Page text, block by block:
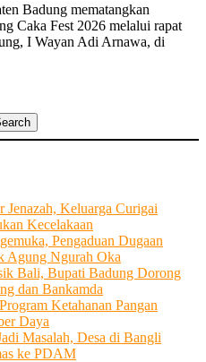
Badung mematangkan
Caka Fest 2026 melalui rapat
I Wayan Adi Arnawa, di
Jenazah, Keluarga Curigai
Kecelakaan
Pengaduan Dugaan
Agung Ngurah Oka
Bali, Bupati Badung Dorong
dan Bankamda
Ketahanan Pangan
Daya
Masalah, Desa di Bangli
ke PDAM